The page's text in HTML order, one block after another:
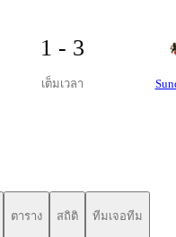
1 - 3
เต็มเวลา
ตาราง สถิติ ทีมเจอทีม